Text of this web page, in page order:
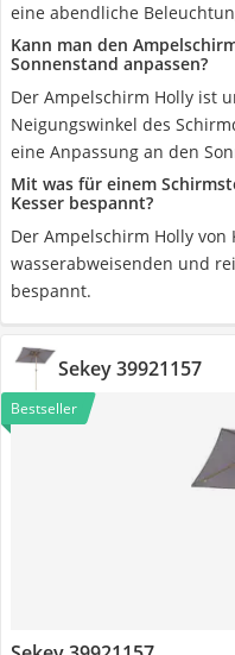
eine abendliche
Kann man den
Sonnenstand anpassen?
Der Ampelschirm Holly ist
Neigungswinkel des
eine Anpassung an den
Mit was für einem
Kesser bespannt?
Der Ampelschirm Holly von
wasserabweisenden und
bespannt.
Sekey 39921157
Bestseller